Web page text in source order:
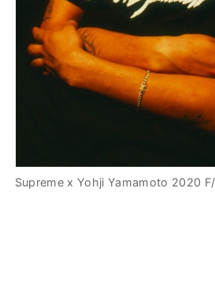
Supreme x Yohji Yamamoto 2020